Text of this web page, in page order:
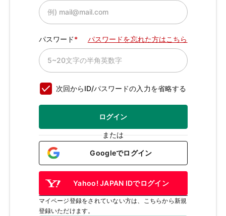
パスワード パスワードを忘れた方はこちら
次回からID/パスワードの入力を省略する
ログイン
または
Googleでログイン
Yahoo! JAPAN IDでログイン
マイページ登録をされていない方は、こちらから新規
登録いただけます。